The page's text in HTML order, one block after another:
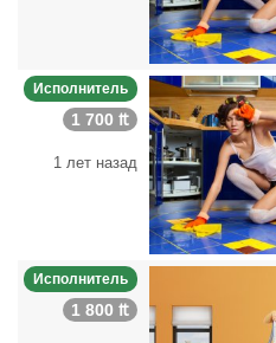
Исполнитель
1 700 ₶
1 лет назад
Исполнитель
1 800 ₶